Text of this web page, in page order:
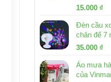
Giá
là:
32.000 ₫.
15.000 ₫
tại
là:
Đèn cầu
chân đế 7
Giá
là:
46.000 ₫.
35.000 ₫
tại
là:
Áo mưa
của